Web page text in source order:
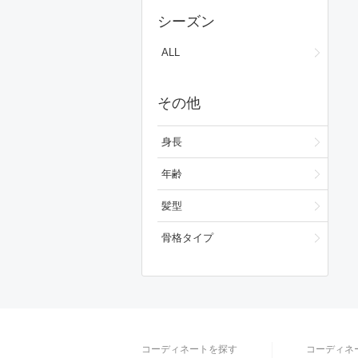
バッグ
メイクアップ
財布/小物
シーズン
ALL
その他
身長
年齢
髪型
骨格タイプ
コーディネートを探す コーディネ